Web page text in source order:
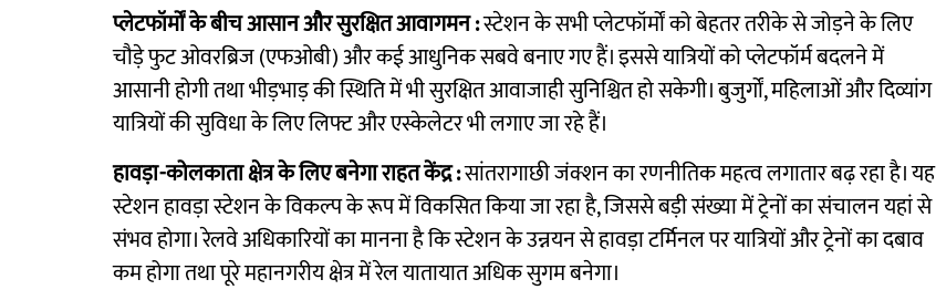
प्लेटफॉर्मों के बीच आसान और सुरक्षित आवागमन :स्टेशन के सभी प्लेटफॉर्मों को बेहतर तरीके से जोड़ने के लिए
चौड़े फुट ओवरब्रिज (एफओबी) और कई आधुनिक सबवे बनाए गए हैं। इससे यात्रियों को प्लेटफॉर्म बदलने में
आसानी होगी तथा भीड़भाड़ की स्थिति में भी सुरक्षित आवाजाही सुनिश्चित हो सकेगी। बुजुर्गों, महिलाओं और दिव्यांग
यात्रियों की सुविधा के लिए लिफ्ट और एस्केलेटर भी लगाए जा रहे हैं।
हावड़ा-कोलकाता क्षेत्र के लिए बनेगा राहत केंद्र :सांतरागाछी जंक्शन का रणनीतिक महत्व लगातार बढ़ रहा है। यह
स्टेशन हावड़ा स्टेशन के विकल्प के रूप में विकसित किया जा रहा है, जिससे बड़ी संख्या में ट्रेनों का संचालन यहां से
संभव होगा। रेलवे अधिकारियों का मानना है कि स्टेशन के उन्नयन से हावड़ा टर्मिनल पर यात्रियों और ट्रेनों का दबाव
कम होगा तथा पूरे महानगरीय क्षेत्र में रेल यातायात अधिक सुगम बनेगा।